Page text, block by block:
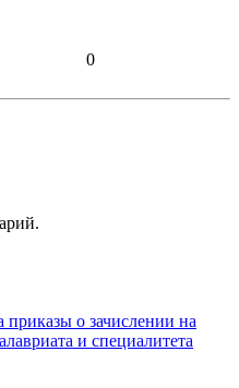
0
о зачислении на
и специалитета